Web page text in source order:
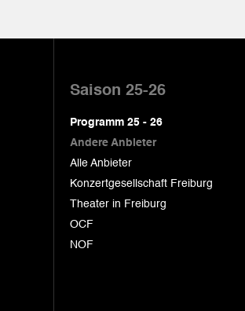
Saison 25-26
Programm 25 - 26
Andere Anbieter
Alle Anbieter
Konzertgesellschaft Freiburg
Theater in Freiburg
OCF
NOF